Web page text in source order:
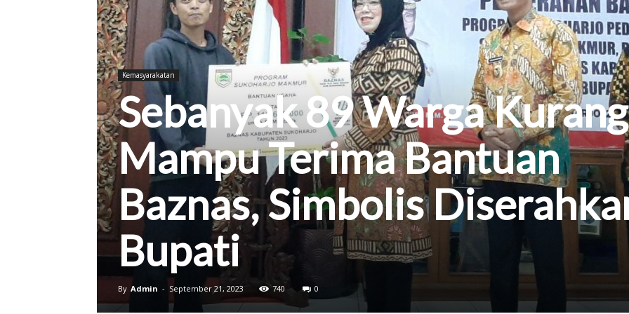
Kab.
Sukoharjo
Kemasyarakatan
Sebanyak 89 Warga Kurang
Mampu Terima Bantuan
Baznas, Simbolis
Bupati
By Admin - September 21, 2023 740 0